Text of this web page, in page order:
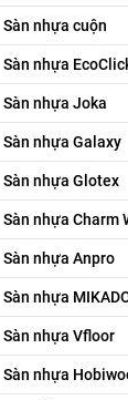
Sàn nhựa cuộn
Sàn nhựa
Sàn nhựa Joka
Sàn nhựa Galaxy
Sàn nhựa Glotex
Sàn nhựa Charm
Sàn nhựa Anpro
Sàn nhựa
Sàn nhựa Vfloor
Sàn nhựa